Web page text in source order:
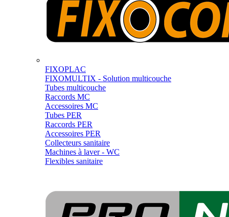
FIXOPLAC
FIXOMULTIX - Solution multicouche
Tubes multicouche
Raccords MC
Accessoires MC
Tubes PER
Raccords PER
Accessoires PER
Collecteurs sanitaire
Machines à laver - WC
Flexibles sanitaire